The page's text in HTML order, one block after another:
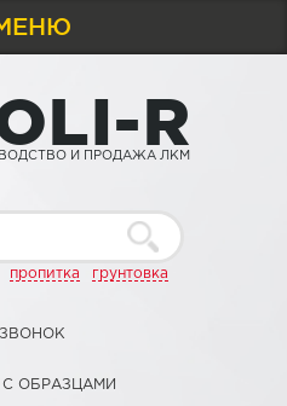
LI-R
И ПРОДАЖА ЛКМ
пропитка грунтовка
ОБРАЗЦАМИ